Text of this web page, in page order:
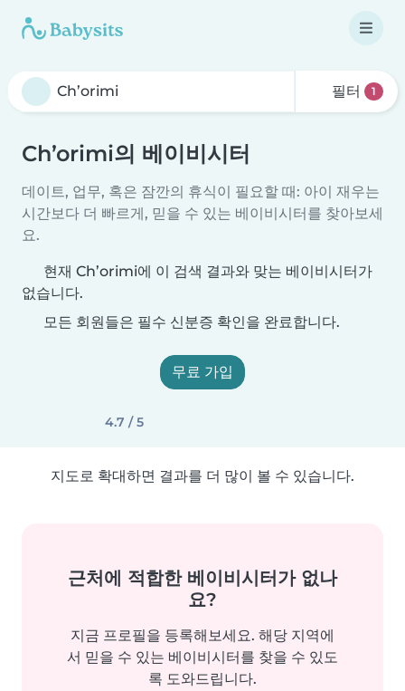
필터 1
Ch’orimi의 베이비시터
데이트, 업무, 혹은 잠깐의 휴식이 필요할 때: 아이 재우는
시간보다 더 빠르게, 믿을 수 있는 베이비시터를 찾아보세
요.
현재 Ch’orimi에 이 검색 결과와 맞는 베이비시터가
없습니다.
모든 회원들은 필수 신분증 확인을 완료합니다.
무료 가입
4.7 / 5
지도로 확대하면 결과를 더 많이 볼 수 있습니다.
근처에 적합한 베이비시터가 없나
요?
지금 프로필을 등록해보세요. 해당 지역에
서 믿을 수 있는 베이비시터를 찾을 수 있도
록 도와드립니다.